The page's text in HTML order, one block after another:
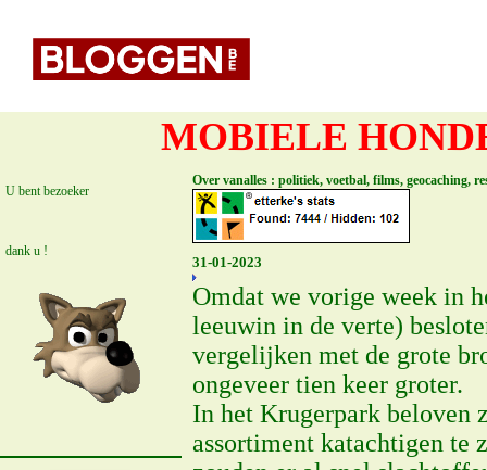
MOBIELE
U bent bezoeker
dank u !
Over vanalles : politiek, voetbal, films, geocaching,
31-01-2023
Omdat we vorige week in
leeuwin in de verte)
vergelijken met de grote
ongeveer tien keer groter.
In het Krugerpark beloven
assortiment katachtigen te